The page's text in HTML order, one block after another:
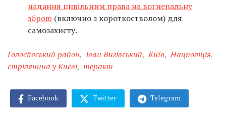
надання цивільним права на вогнепальну
зброю (включно з короткостволом) для
самозахисту.
Голосіївський район, Іван Вигівський, Київ, Нацполіція,
стрілянина у Києві, теракт
Facebook Twitter Telegram